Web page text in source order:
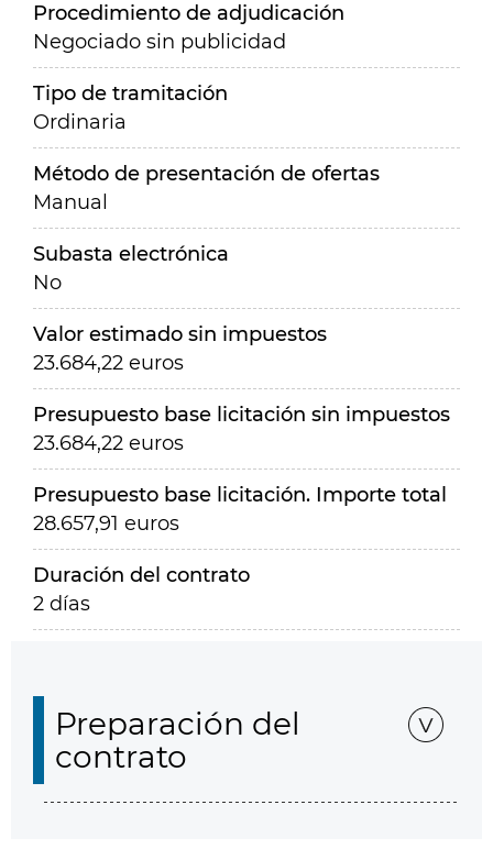
Procedimiento de adjudicación
Negociado sin publicidad
Tipo de tramitación
Ordinaria
Método de presentación de ofertas
Manual
Subasta electrónica
No
Valor estimado sin impuestos
23.684,22 euros
Presupuesto base licitación sin impuestos
23.684,22 euros
Presupuesto base licitación. Importe total
28.657,91 euros
Duración del contrato
2 días
Preparación del
contrato